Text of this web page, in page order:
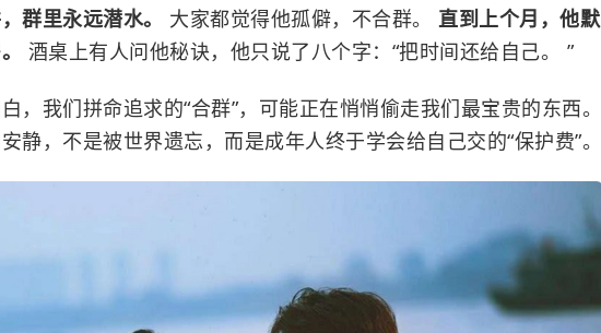
群里永远潜水。 大家都觉得他孤僻，不合群。 直到上个月，他默
酒桌上有人问他秘诀，他只说了八个字：“把时间还给自己。 ”
，我们拼命追求的“合群”，可能正在悄悄偷走我们最宝贵的东西。
静，不是被世界遗忘，而是成年人终于学会给自己交的“保护费”。